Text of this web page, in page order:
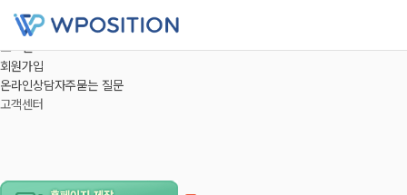
고객센터
로그인
회원가입
온라인상담자주묻는 질문
고객센터